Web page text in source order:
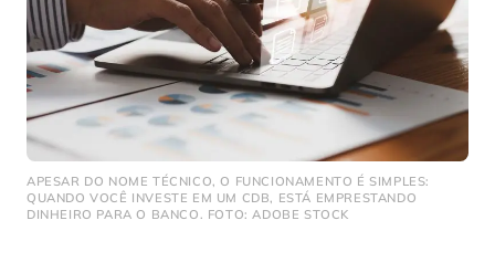
APESAR DO NOME TÉCNICO, O FUNCIONAMENTO É SIMPLES:
QUANDO VOCÊ INVESTE EM UM CDB, ESTÁ EMPRESTANDO
DINHEIRO PARA O BANCO. FOTO: ADOBE STOCK